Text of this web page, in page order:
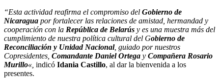
“Esta actividad reafirma el compromiso del Gobierno de
Nicaragua por fortalecer las relaciones de amistad, hermandad y
cooperación con la República de Belarús y es una muestra más del
cumplimiento de nuestra política cultural del Gobierno de
Reconciliación y Unidad Nacional, guiado por nuestros
Copresidentes, Comandante Daniel Ortega y Compañera Rosario
Murillo«, indicó Idania Castillo, al dar la bienvenida a los
presentes.